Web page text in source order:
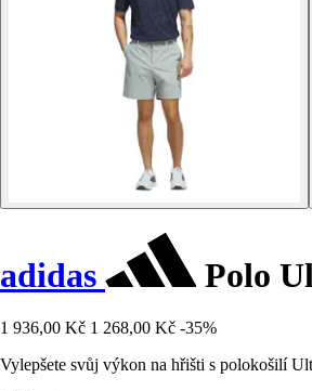
adidas Polo
1 936,00 Kč 1 268,00 Kč -35%
Vylepšete svůj výkon na hřišti s polokošilí